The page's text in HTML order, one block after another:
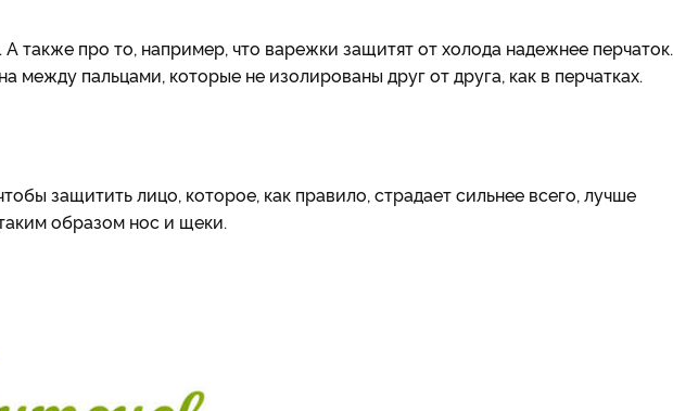
также про то, например, что варежки защитят от холода надежнее перчаток.
между пальцами, которые не изолированы друг от друга, как в перчатках.
защитить лицо, которое, как правило, страдает сильнее всего, лучше
образом нос и щеки.